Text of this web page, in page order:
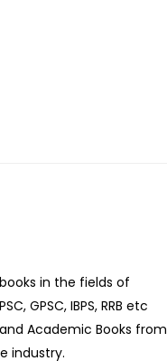
in the fields of
GPSC, IBPS, RRB etc
Academic Books from
industry.